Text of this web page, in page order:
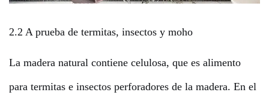
2.2 A prueba de termitas, insectos y moho
La madera natural contiene celulosa, que es alimento
para termitas e insectos perforadores de la madera. En el